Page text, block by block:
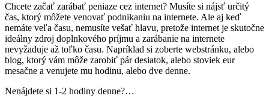
Chcete začať zarábať peniaze cez internet? Musíte si nájsť určitý
čas, ktorý môžete venovať podnikaniu na internete. Ale aj keď
nemáte veľa času, nemusíte vešať hlavu, pretože internet je skutočne
ideálny zdroj doplnkového príjmu a zarábanie na internete
nevyžaduje až toľko času. Napríklad si zoberte webstránku, alebo
blog, ktorý vám môže zarobiť pár desiatok, alebo stoviek eur
mesačne a venujete mu hodinu, alebo dve denne.
Nenájdete si 1-2 hodiny denne?…